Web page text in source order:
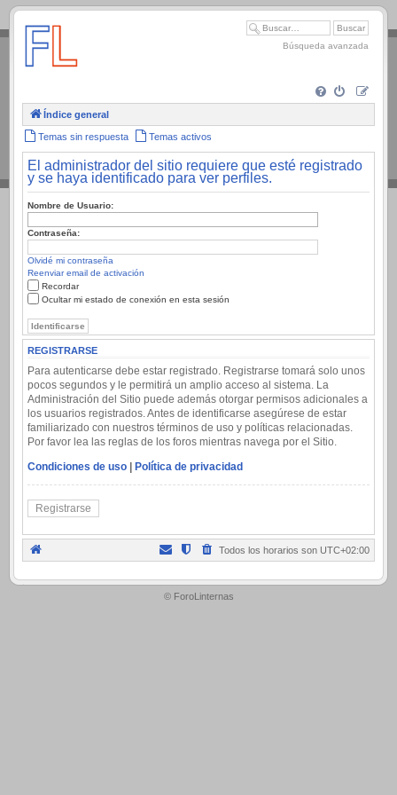
.
Búsqueda avanzada
Índice general
Temas sin respuesta Temas activos
El administrador del sitio requiere que esté registrado
y se haya identificado para ver perfiles.
Nombre de Usuario:
Contraseña:
Olvidé mi contraseña
Reenviar email de activación
Recordar
Ocultar mi estado de conexión en esta sesión
REGISTRARSE
Para autenticarse debe estar registrado. Registrarse tomará solo unos
pocos segundos y le permitirá un amplio acceso al sistema. La
Administración del Sitio puede además otorgar permisos adicionales a
los usuarios registrados. Antes de identificarse asegúrese de estar
familiarizado con nuestros términos de uso y políticas relacionadas.
Por favor lea las reglas de los foros mientras navega por el Sitio.
Condiciones de uso | Política de privacidad
Registrarse
Todos los horarios son UTC+02:00
.
© ForoLinternas